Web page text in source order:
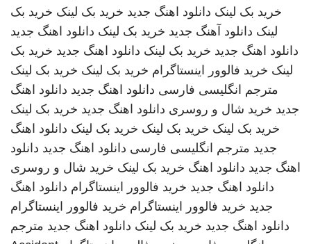
خرید بک لینک دانلود اهنگ جدید خرید بک لینک خرید بک
لینک دانلود آهنگ جدید خرید بک لینک دانلود اهنگ جدید
دانلود اهنگ جدید خرید بک لینک دانلود اهنگ جدید خرید بک
لینک خرید فالوور اینستاگرام خرید بک لینک خرید بک لینک
مترجم انگلیسی فارسی دانلود اهنگ جدید دانلود اهنگ
جدید خرید شال و روسری دانلود اهنگ جدید خرید بک لینک
خرید بک لینک خرید بک لینک خرید بک لینک دانلود اهنگ
جدید مترجم انگلیسی فارسی دانلود اهنگ جدید دانلود
اهنگ جدید دانلود اهنگ خرید بک لینک خرید شال و روسری
دانلود اهنگ جدید خرید فالوور اینستاگرام دانلود اهنگ
جدید خرید فالوور اینستاگرام خرید فالوور اینستاگرام
دانلود اهنگ جدید خرید بک لینک دانلود اهنگ جدید مترجم